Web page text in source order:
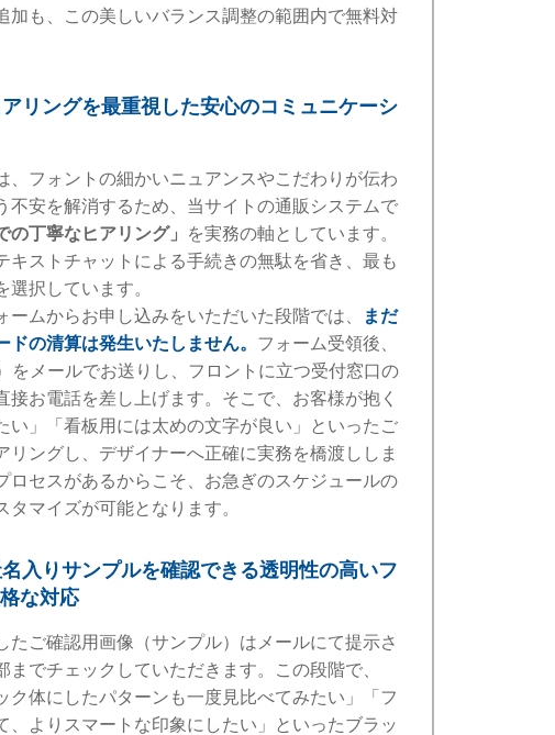
加も、この美しいバランス調整の範囲内で無料対
リングを最重視した安心のコミュニケーシ
、フォントの細かいニュアンスやこだわりが伝わ
不安を解消するため、当サイトの通販システムで
の丁寧なヒアリング」
を実務の軸としています。
キストチャットによる手続きの無駄を省き、最も
択しています。
ムからお申し込みをいただいた段階では、
まだ
の清算は発生いたしません。 フォーム受領後、
をメールでお送りし、フロントに立つ受付窓口の
接お電話を差し上げます。そこで、お客様が抱く
い」「看板用には太めの文字が良い」といったご
リングし、デザイナーへ正確に実務を橋渡ししま
ロセスがあるからこそ、お急ぎのスケジュールの
マイズが可能となります。
入りサンプルを確認できる透明性の高いフ
な対応
たご確認用画像（サンプル）はメールにて提示さ
でチェックしていただきます。この段階で、
ク体にしたパターンも一度見比べてみたい」「フ
、よりスマートな印象にしたい」といったブラッ